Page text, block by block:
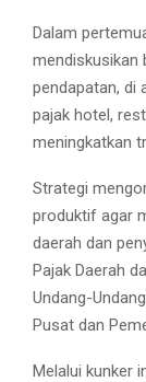
​Dalam
mendiskusikan
pendapatan, di
pajak hotel,
meningkatkan
​Strategi
produktif agar
daerah dan
Pajak Daerah
Undang-
Pusat dan
​Melalui kunker